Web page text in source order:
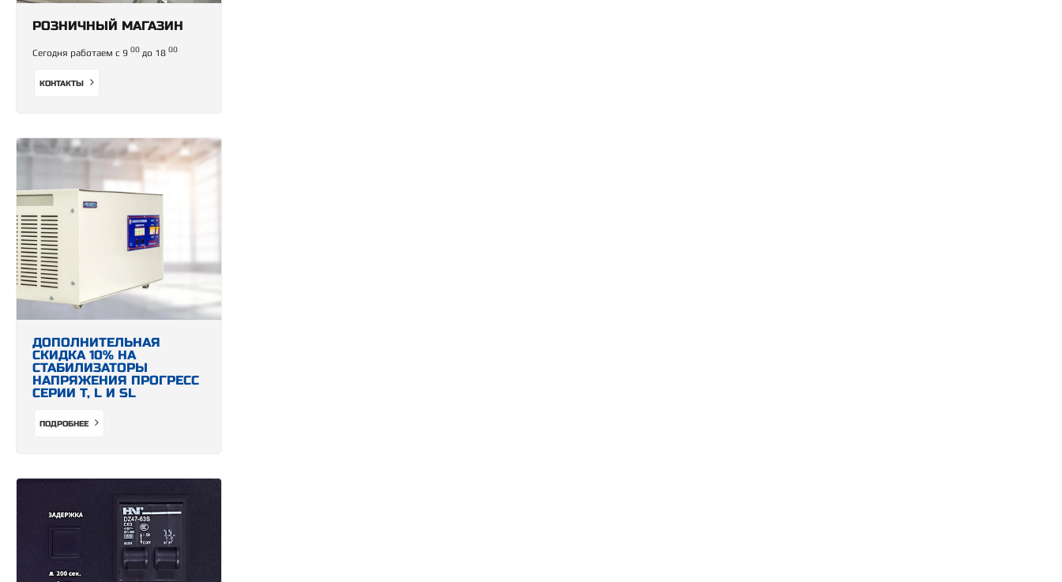
РОЗНИЧНЫЙ МАГАЗИН
Сегодня работаем с 9 00 до 18 00
КОНТАКТЫ
ДОПОЛНИТЕЛЬНАЯ
СКИДКА 10% НА
СТАБИЛИЗАТОРЫ
НАПРЯЖЕНИЯ ПРОГРЕСС
СЕРИИ Т, L И SL
ПОДРОБНЕЕ